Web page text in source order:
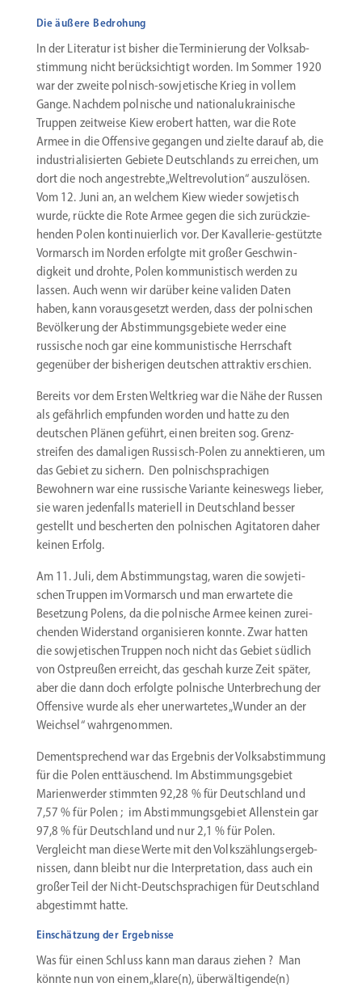
Die äußere Bedrohung
In der Literatur ist bisher die Termi­nierung der Volks­ab­
stimmung nicht berück­sichtigt worden. Im Sommer 1920
war der zweite polnisch-sowjetische Krieg in vollem
Gange. Nachdem polnische und natio­nal­ukrai­nische
Truppen zeitweise Kiew erobert hatten, war die Rote
Armee in die Offensive gegangen und zielte darauf ab, die
indus­tria­li­sierten Gebiete Deutsch­lands zu erreichen, um
dort die noch angestrebte „Weltre­vo­lution“ auszu­lösen.
Vom 12. Juni an, an welchem Kiew wieder sowje­tisch
wurde, rückte die Rote Armee gegen die sich zurück­zie­
henden Polen konti­nu­ierlich vor. Der Kavallerie-gestützte
Vormarsch im Norden erfolgte mit großer Geschwin­
digkeit und drohte, Polen kommu­nis­tisch werden zu
lassen. Auch wenn wir darüber keine validen Daten
haben, kann voraus­ge­setzt werden, dass der polni­schen
Bevöl­kerung der Abstim­mungs­ge­biete weder eine
russische noch gar eine kommu­nis­tische Herrschaft
gegenüber der bishe­rigen deutschen attraktiv erschien.
Bereits vor dem Ersten Weltkrieg war die Nähe der Russen
als gefährlich empfunden worden und hatte zu den
deutschen Plänen geführt, einen breiten sog. Grenz­
streifen des damaligen Russisch-Polen zu annek­tieren, um
das Gebiet zu sichern. Den polnisch­spra­chigen
Bewohnern war eine russische Variante keineswegs lieber,
sie waren jeden­falls materiell in Deutschland besser
gestellt und bescherten den polni­schen Agita­toren daher
keinen Erfolg.
Am 11. Juli, dem Abstim­mungstag, waren die sowje­ti­
schen Truppen im Vormarsch und man erwartete die
Besetzung Polens, da die polnische Armee keinen zurei­
chenden Wider­stand organi­sieren konnte. Zwar hatten
die sowje­ti­schen Truppen noch nicht das Gebiet südlich
von Ostpreußen erreicht, das geschah kurze Zeit später,
aber die dann doch erfolgte polnische Unter­bre­chung der
Offensive wurde als eher unerwar­tetes „Wunder an der
Weichsel“ wahrgenommen.
Dementspre­chend war das Ergebnis der Volks­ab­stimmung
für die Polen enttäu­schend. Im Abstim­mungs­gebiet
Marien­werder stimmten 92,28 % für Deutschland und
7,57 % für Polen ; im Abstim­mungs­gebiet Allen­stein gar
97,8 % für Deutschland und nur 2,1 % für Polen.
Vergleicht man diese Werte mit den Volks­zäh­lungs­er­geb­
nissen, dann bleibt nur die Inter­pre­tation, dass auch ein
großer Teil der Nicht-Deutschsprachigen für Deutschland
abgestimmt hatte.
Einschätzung der Ergebnisse
Was für einen Schluss kann man daraus ziehen ? Man
könnte nun von einem „klare(n), überwältigende(n)